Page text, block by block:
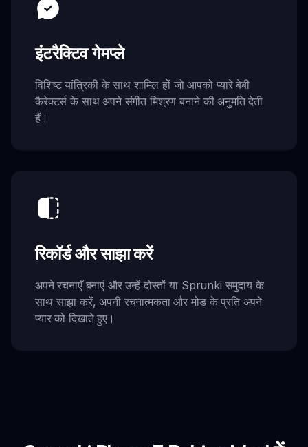
इंटरैक्टिव गेमप्ले
विशिष्ट यांत्रिकी के साथ शामिल हों जो आपको प्यारे बेबी
कैरेक्टर्स के साथ अपने संगीत मिश्रण बनाने की अनुमति देती
हैं।
रिकॉर्ड और साझा करें
अपने रचनाएँ बनाएं और उन्हें दोस्तों या Sprunki समुदाय के
साथ साझा करें, अपनी रचनात्मकता और मोड के प्रति अपने
प्यार को दिखाते हुए।